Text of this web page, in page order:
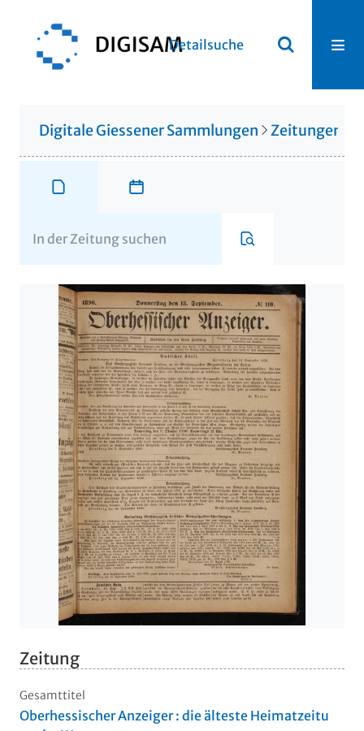
Detailsuche
Digitale Giessener Sammlungen Zeitungen
Zeitung
Gesamttitel
Oberhessischer Anzeiger : die älteste Heimatzeitu